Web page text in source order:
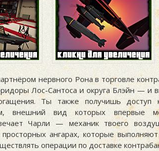
нервного Рона в торговле
Лос-Сантоса и округа Блэйн — и
Ты также получишь доступ
внешний вид которых впервые
Чарли — механик твоего
ангарах, которые
операции по доставке